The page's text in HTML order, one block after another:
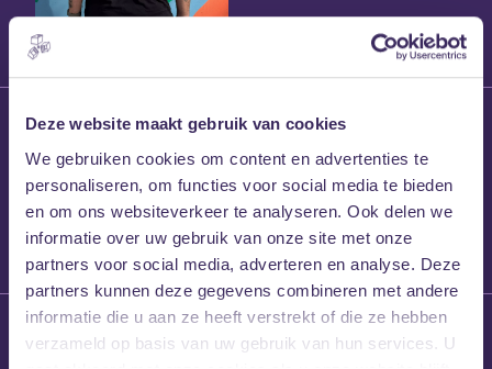
Deze website maakt gebruik van cookies
We gebruiken cookies om content en advertenties te
personaliseren, om functies voor social media te bieden
en om ons websiteverkeer te analyseren. Ook delen we
informatie over uw gebruik van onze site met onze
partners voor social media, adverteren en analyse. Deze
partners kunnen deze gegevens combineren met andere
informatie die u aan ze heeft verstrekt of die ze hebben
verzameld op basis van uw gebruik van hun services. U
27 maart 2026
Willem’s Blog:
Frans Kalf
26 maart 2026
Willem’s Blog: High